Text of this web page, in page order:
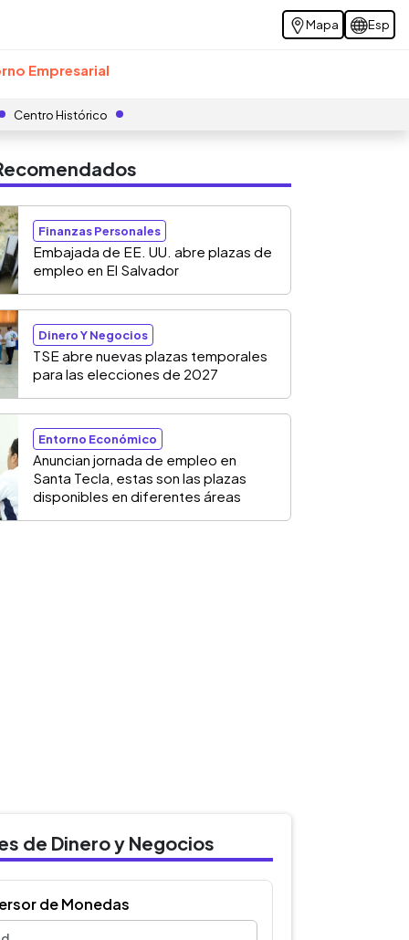
Mapa Esp
Empresarial
Centro Histórico
Finanzas Personales
Embajada de EE. UU. abre plazas de
empleo en El Salvador
Dinero Y Negocios
TSE abre nuevas plazas temporales
para las elecciones de 2027
Entorno Económico
Anuncian jornada de empleo en
Santa Tecla, estas son las plazas
disponibles en diferentes áreas
de Dinero y Negocios
de Monedas